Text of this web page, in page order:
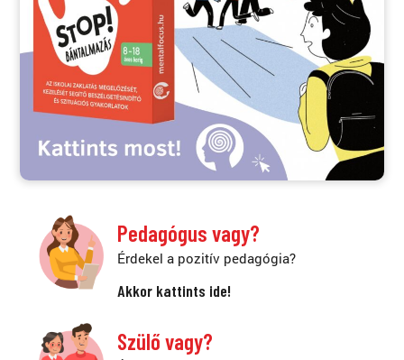
Pedagógus vagy?
Érdekel a pozitív pedagógia?
Akkor kattints ide!
Szülő vagy?